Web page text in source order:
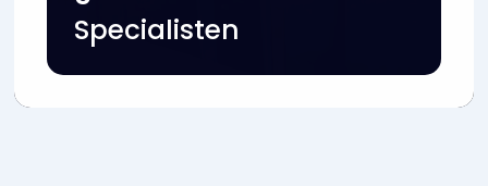
Specialisten